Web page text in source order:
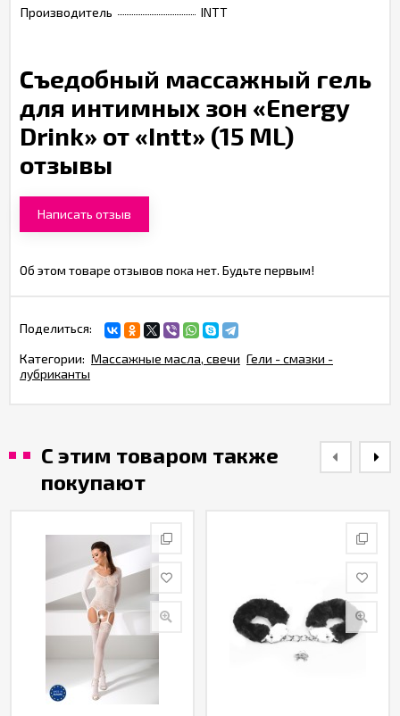
Производитель
INTT
Съедобный массажный гель
для интимных зон «Energy
Drink» от «Intt» (15 ML)
отзывы
Написать отзыв
Об этом товаре отзывов пока нет. Будьте первым!
Поделиться:
Категории: Массажные масла, свечи Гели - смазки -
лубриканты
С этим товаром также
покупают